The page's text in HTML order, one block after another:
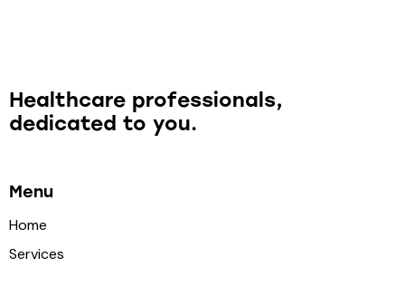
Healthcare professionals,
dedicated to you.
Menu
Home
Services